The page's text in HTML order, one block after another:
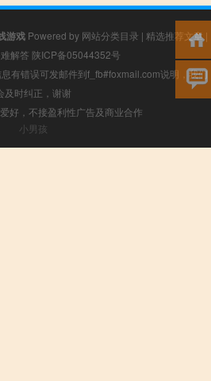
游戏Powered by 网站分类目录 | 精选推荐文章|
解答 陕ICP备05044352号
有错误可发邮件到f_fb#foxmail.com说明，我们
及时纠正，谢谢
好，不接盈利性广告及商业合作
小男孩